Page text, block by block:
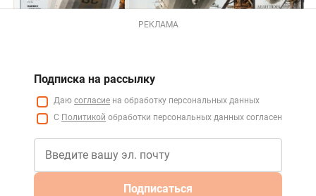
РЕКЛАМА
Подписка на рассылку
Даю согласие на обработку персональных данных
С Политикой обработки персональных данных согласен
Подписаться